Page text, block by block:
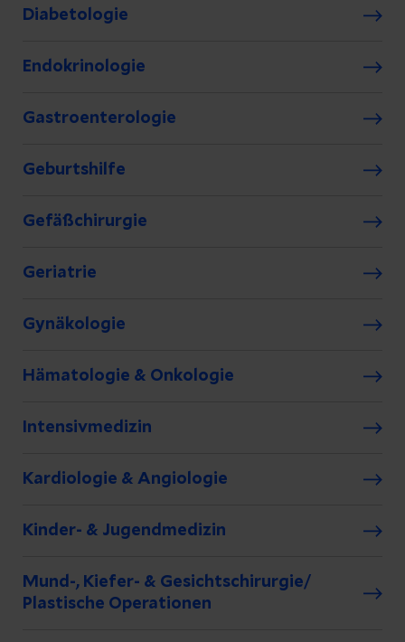
Diabetologie
Endokrinologie
Gastroenterologie
Geburtshilfe
Gefäßchirurgie
Geriatrie
Gynäkologie
Hämatologie & Onkologie
Intensivmedizin
Kardiologie & Angiologie
Kinder- & Jugendmedizin
Mund-, Kiefer- & Gesichtschirurgie/
Plastische Operationen